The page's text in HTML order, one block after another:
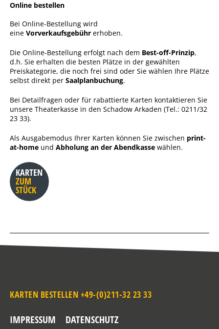
Online bestellen
Bei Online-Bestellung wird
eine Vorverkaufsgebühr erhoben.
Die Online-Bestellung erfolgt nach dem Best-off-Prinzip,
d.h. Sie erhalten die besten Plätze in der gewählten
Preiskategorie, die noch frei sind oder Sie wählen Ihre Plätze
selbst direkt per Saalplanbuchung.
Bei Detailfragen oder für rabattierte Karten kontaktieren Sie
unsere Theaterkasse in den Schadow Arkaden (Tel.: 0211/32
23 33).
Als Ausgabemodus Ihrer Karten können Sie zwischen print-
at-home und Abholung an der Abendkasse wählen.
KARTEN
ZUM
STÜCK
KARTEN BESTELLEN +49-(0)211-32 23 33
IMPRESSUM DATENSCHUTZ